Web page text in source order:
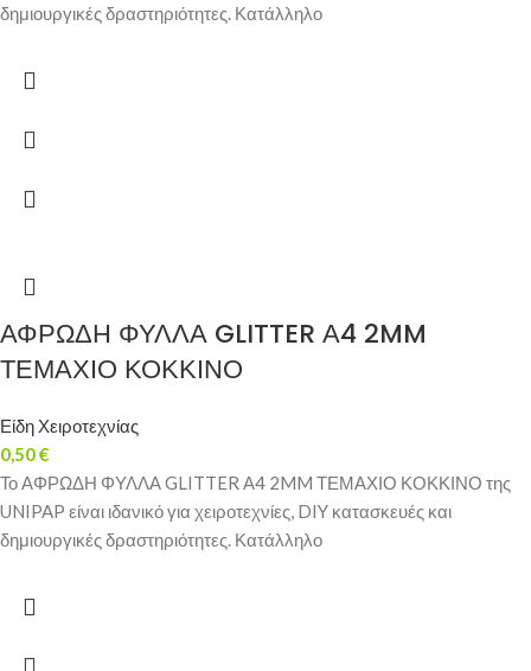
δημιουργικές δραστηριότητες. Κατάλληλο
ΑΦΡΩΔΗ ΦΥΛΛΑ GLITTER Α4 2MM
ΤΕΜΑΧΙΟ ΚΟΚΚΙΝΟ
Είδη Χειροτεχνίας
0,50€
Το ΑΦΡΩΔΗ ΦΥΛΛΑ GLITTER Α4 2MM ΤΕΜΑΧΙΟ ΚΟΚΚΙΝΟ της
UNIPAP είναι ιδανικό για χειροτεχνίες, DIY κατασκευές και
δημιουργικές δραστηριότητες. Κατάλληλο